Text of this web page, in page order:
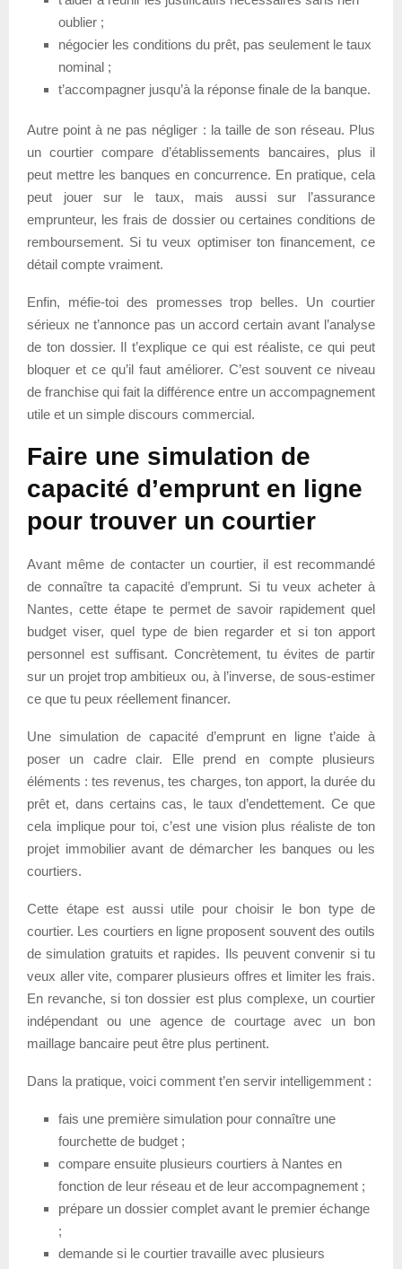
oublier ;
négocier les conditions du prêt, pas seulement le taux
nominal ;
t’accompagner jusqu’à la réponse finale de la banque.
Autre point à ne pas négliger : la taille de son réseau. Plus
un courtier compare d’établissements bancaires, plus il
peut mettre les banques en concurrence. En pratique, cela
peut jouer sur le taux, mais aussi sur l’assurance
emprunteur, les frais de dossier ou certaines conditions de
remboursement. Si tu veux optimiser ton financement, ce
détail compte vraiment.
Enfin, méfie-toi des promesses trop belles. Un courtier
sérieux ne t’annonce pas un accord certain avant l’analyse
de ton dossier. Il t’explique ce qui est réaliste, ce qui peut
bloquer et ce qu’il faut améliorer. C’est souvent ce niveau
de franchise qui fait la différence entre un accompagnement
utile et un simple discours commercial.
Faire une simulation de
capacité d’emprunt en ligne
pour trouver un courtier
Avant même de contacter un courtier, il est recommandé
de connaître ta capacité d’emprunt. Si tu veux acheter à
Nantes, cette étape te permet de savoir rapidement quel
budget viser, quel type de bien regarder et si ton apport
personnel est suffisant. Concrètement, tu évites de partir
sur un projet trop ambitieux ou, à l’inverse, de sous-estimer
ce que tu peux réellement financer.
Une simulation de capacité d’emprunt en ligne t’aide à
poser un cadre clair. Elle prend en compte plusieurs
éléments : tes revenus, tes charges, ton apport, la durée du
prêt et, dans certains cas, le taux d’endettement. Ce que
cela implique pour toi, c’est une vision plus réaliste de ton
projet immobilier avant de démarcher les banques ou les
courtiers.
Cette étape est aussi utile pour choisir le bon type de
courtier. Les courtiers en ligne proposent souvent des outils
de simulation gratuits et rapides. Ils peuvent convenir si tu
veux aller vite, comparer plusieurs offres et limiter les frais.
En revanche, si ton dossier est plus complexe, un courtier
indépendant ou une agence de courtage avec un bon
maillage bancaire peut être plus pertinent.
Dans la pratique, voici comment t’en servir intelligemment :
fais une première simulation pour connaître une
fourchette de budget ;
compare ensuite plusieurs courtiers à Nantes en
fonction de leur réseau et de leur accompagnement ;
prépare un dossier complet avant le premier échange
;
demande si le courtier travaille avec plusieurs